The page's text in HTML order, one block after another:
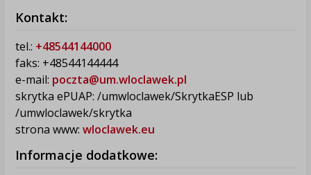
Kontakt:
tel.: +48544144000
faks: +48544144444
e-mail: poczta@um.wloclawek.pl
skrytka ePUAP: /umwloclawek/SkrytkaESP lub
/umwloclawek/skrytka
strona www: wloclawek.eu
Informacje dodatkowe: